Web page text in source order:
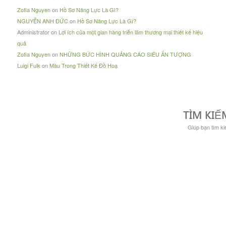
Zofia Nguyenon Hồ Sơ Năng Lực Là Gì?
NGUYỄN ANH ĐỨCon Hồ Sơ Năng Lực Là Gì?
Administratoron Lợi ích của một gian hàng triễn lãm thương mại thiết kế hiệu
quả
Zofia NguyenonNHỮNG BỨC HÌNH QUẢNG CÁO SIÊU ẤN TƯỢNG
Luigi Fulk onMàu Trong Thiết Kế Đồ Hoạ
TÌM
Giúp bạn tìm